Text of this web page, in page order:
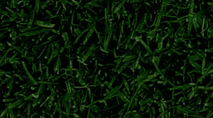
鹿岛鹿角官宣广濑陆斗回归！补强防
日职联豪门鹿岛鹿角正式签下后卫广濑陆
队下半程联赛争冠。